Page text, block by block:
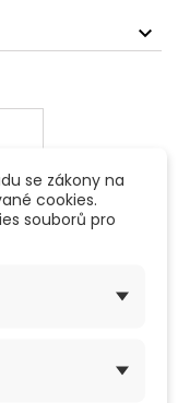
se zákony na
cookies.
souborů pro